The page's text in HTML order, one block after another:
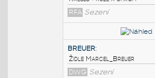
Chair-Breuer:
Křesílko Breuer
RFA Sezení